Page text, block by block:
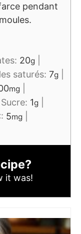
pendant
20g
saturés: 7g
mg
Sucre: 1g
5mg
it was!